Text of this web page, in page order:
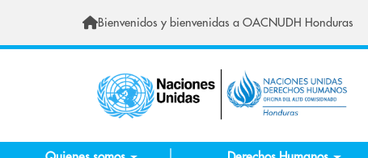
Bienvenidos y bienvenidas a OACNUDH Honduras